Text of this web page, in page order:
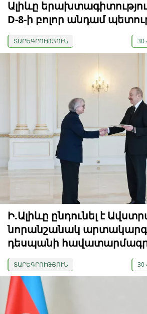
Ալիևը
D-8-ի բոլոր անդամ
ՏԱՐԵԳՐՈՒԹՅՈՒՆ 30
Ի.Ալիևը ընդունել է
նորանշանակ արտակարգ
դեսպանի
ՏԱՐԵԳՐՈՒԹՅՈՒՆ 30